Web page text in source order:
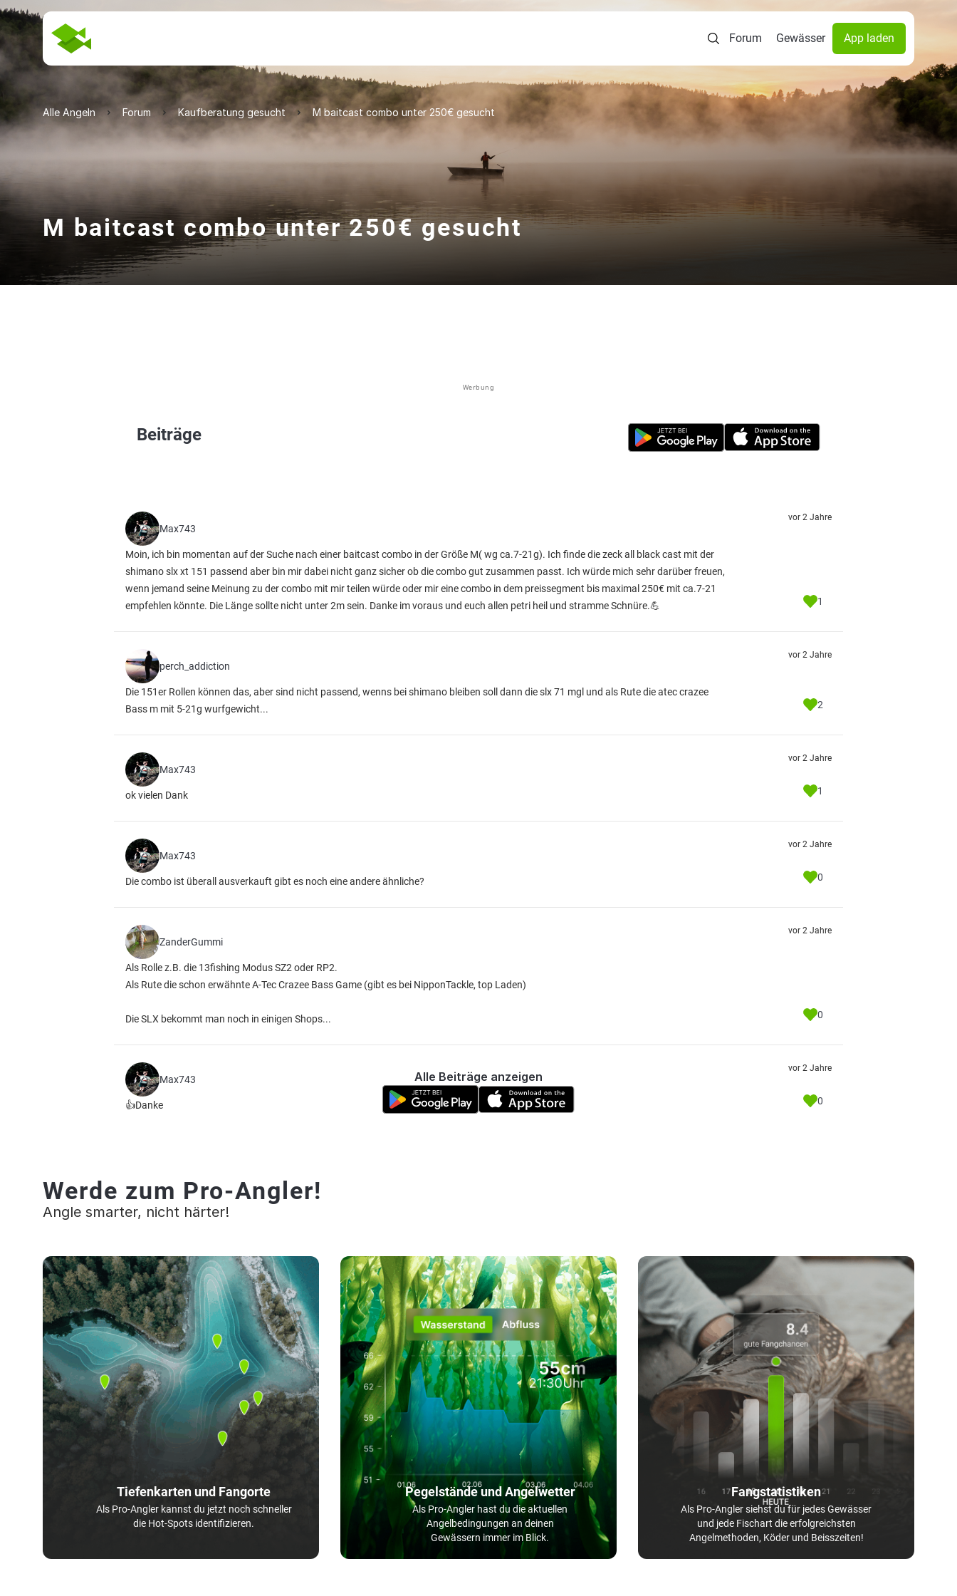
Forum Gewässer App laden
Alle Angeln Forum Kaufberatung gesucht M baitcast combo unter 250€ gesucht
M baitcast combo unter 250€ gesucht
Werbung
Beiträge
Max743
Moin, ich bin momentan auf der Suche nach einer baitcast combo in der Größe M( wg ca.7-21g). Ich finde die zeck all black cast mit der
shimano slx xt 151 passend aber bin mir dabei nicht ganz sicher ob die combo gut zusammen passt. Ich würde mich sehr darüber freuen,
wenn jemand seine Meinung zu der combo mit mir teilen würde oder mir eine combo in dem preissegment bis maximal 250€ mit ca.7-21
empfehlen könnte. Die Länge sollte nicht unter 2m sein. Danke im voraus und euch allen petri heil und stramme Schnüre.💪
vor 2 Jahre
1
perch_addiction
Die 151er Rollen können das, aber sind nicht passend, wenns bei shimano bleiben soll dann die slx 71 mgl und als Rute die atec crazee
Bass m mit 5-21g wurfgewicht...
vor 2 Jahre
2
Max743
ok vielen Dank
vor 2 Jahre
1
Max743
Die combo ist überall ausverkauft gibt es noch eine andere ähnliche?
vor 2 Jahre
0
ZanderGummi
Als Rolle z.B. die 13fishing Modus SZ2 oder RP2.
Als Rute die schon erwähnte A-Tec Crazee Bass Game (gibt es bei NipponTackle, top Laden)
Die SLX bekommt man noch in einigen Shops...
vor 2 Jahre
0
Max743
👍Danke
vor 2 Jahre
0
Alle Beiträge anzeigen
Werde zum Pro-Angler!
Angle smarter, nicht härter!
Tiefenkarten und Fangorte
Als Pro-Angler kannst du jetzt noch schneller
die Hot-Spots identifizieren.
Pegelstände und Angelwetter
Als Pro-Angler hast du die aktuellen
Angelbedingungen an deinen
Gewässern immer im Blick.
Fangstatistiken
Als Pro-Angler siehst du für jedes Gewässer
und jede Fischart die erfolgreichsten
Angelmethoden, Köder und Beisszeiten!